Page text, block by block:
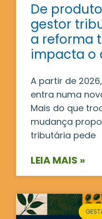
De
gestor
a reforma
impacta o
A partir de
entra numa
Mais do que
mudança
tributária pede
LEIA MAIS »